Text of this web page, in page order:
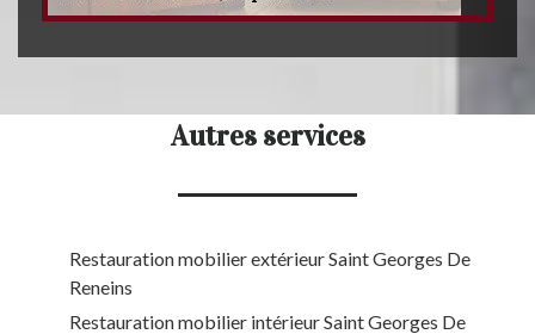
Autres services
Restauration mobilier extérieur Saint Georges De
Reneins
Restauration mobilier intérieur Saint Georges De